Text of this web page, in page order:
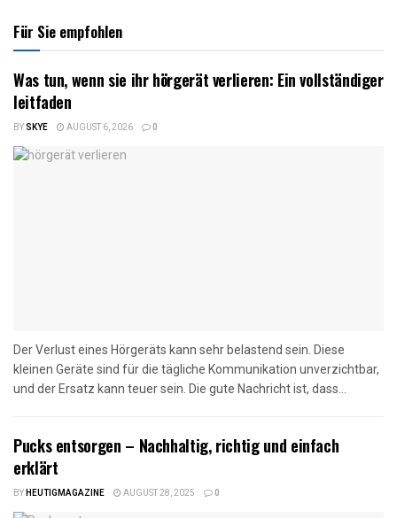
Für Sie empfohlen
Was tun, wenn sie ihr hörgerät verlieren: Ein vollständiger
leitfaden
BYSKYE AUGUST 6, 2026 0
Der Verlust eines Hörgeräts kann sehr belastend sein. Diese
kleinen Geräte sind für die tägliche Kommunikation unverzichtbar,
und der Ersatz kann teuer sein. Die gute Nachricht ist, dass...
Pucks entsorgen – Nachhaltig, richtig und einfach
erklärt
BYHEUTIGMAGAZINE AUGUST 28, 2025 0